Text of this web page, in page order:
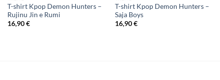
T-shirt Kpop Demon Hunters –
Rujinu Jin e Rumi
16,90€
T-shirt Kpop Demon Hunters –
Saja Boys
16,90€